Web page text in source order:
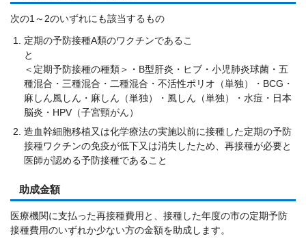
次の1～2のいずれにも該当するもの
定期の予防接種A類のワクチンであるこ
＜定期予防接種の種類＞・B型肝炎・ヒブ・小児肺炎球菌・五
種混合・三種混合・二種混合・不活性ポリオ（単独）・BCG・
麻しん風しん・麻しん（単独）・風しん（単独）・水痘・日本
脳炎・HPV（子宮頸がん）
造血幹細胞移植又は化学療法の実施以前に接種した定期の予防
接種ワクチンの免疫が低下又は消失したため、再接種が必要と
医師が認める予防接種であること
助成金額
医療機関に支払った再接種費用と、接種した年度の市の定期予防
接種費用のいずれか少ない方の金額を助成します。